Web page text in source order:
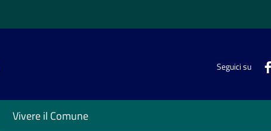
Seguici su
Vivere il Comune